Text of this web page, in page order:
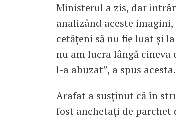
Ministerul a zis, dar
analizând aceste
cetățeni să nu fie luat și
nu am lucra lângă cineva
l-a abuzat”, a spus acesta.
Arafat a susținut că în
fost anchetați de